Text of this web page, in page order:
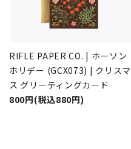
RIFLE PAPER CO. | ホーソン
ホリデー (GCX073) | クリスマ
ス グリーティングカード
800円(税込880円)